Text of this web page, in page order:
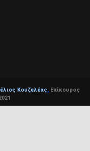
Κουζελέας,Επίκουρος